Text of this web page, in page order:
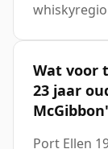
Wat voor
23 jaar
Port Ellen